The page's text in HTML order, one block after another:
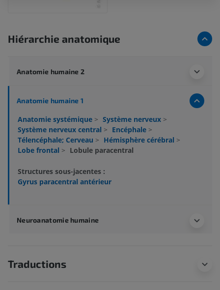
Hiérarchie anatomique
Anatomie humaine 2
Anatomie humaine 1
Anatomie systémique > Système nerveux >
Système nerveux central > Encéphale >
Télencéphale; Cerveau > Hémisphère cérébral >
Lobe frontal > Lobule paracentral
Structures sous-jacentes :
Gyrus paracentral antérieur
Neuroanatomie humaine
Traductions